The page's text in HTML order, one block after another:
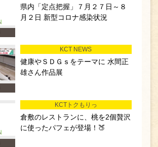
県内「定点把握」７月２７日～８
月２日 新型コロナ感染状況
KCT NEWS
健康やＳＤＧｓをテーマに 水間正
雄さん作品展
KCTトクもりっ
倉敷のレストランに、桃を2個贅沢
に使ったパフェが登場！🍑